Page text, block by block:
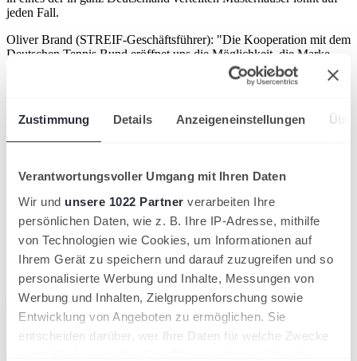
Zustimmung Details Anzeigeneinstellungen
Verantwortungsvoller Umgang mit Ihren Daten
Wir und unsere 1022 Partner verarbeiten Ihre
persönlichen Daten, wie z. B. Ihre IP-Adresse, mithilfe
von Technologien wie Cookies, um Informationen auf
Ihrem Gerät zu speichern und darauf zuzugreifen und so
personalisierte Werbung und Inhalte, Messungen von
Werbung und Inhalten, Zielgruppenforschung sowie
Entwicklung von Angeboten zu ermöglichen. Sie
entscheiden darüber, wer Ihre Daten für welche Zwecke
jeden Fall.
Oliver Brand (STREIF-Geschäftsführer): "Die Kooperation mit dem
Deutschen Tennis Bund eröffnet uns die Möglichkeit, die Marke
STREIF Haus in einem sportlich-dynamischen Umfeld zu
positionieren. Tennis steht für Präzision, Leidenschaft und Ausdauer
Durch diese Partnerschaft möchten wir nicht nur unsere Zielgruppe
erweitern und neue Interessenten für unsere hochwertigen
Fertighäuser gewinnen, sondern auch bestehende Kunden stärker an
Beziehungen aufzubauen und unsere Marktpräsenz weiter
auszubauen."
Artikel teilen
Ähnliche News
Kompaktansicht